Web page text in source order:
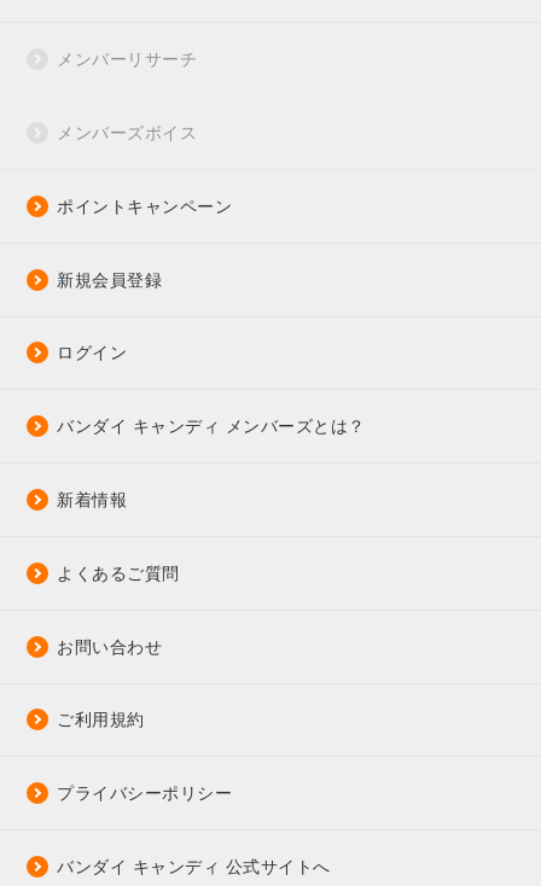
メンバーリサーチ
メンバーズボイス
ポイントキャンペーン
新規会員登録
ログイン
バンダイ キャンディ メンバーズとは？
新着情報
よくあるご質問
お問い合わせ
ご利用規約
プライバシーポリシー
バンダイ キャンディ 公式サイトへ